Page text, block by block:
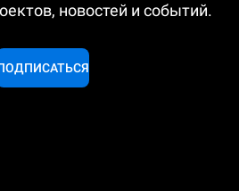
новостей и событий.